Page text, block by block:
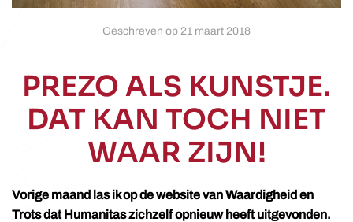
Geschreven op 21 maart 2018
PREZO ALS KUNSTJE.
DAT KAN TOCH NIET
WAAR ZIJN!
Vorige maand las ik op de website van Waardigheid en
Trots dat Humanitas zichzelf opnieuw heeft uitgevonden.